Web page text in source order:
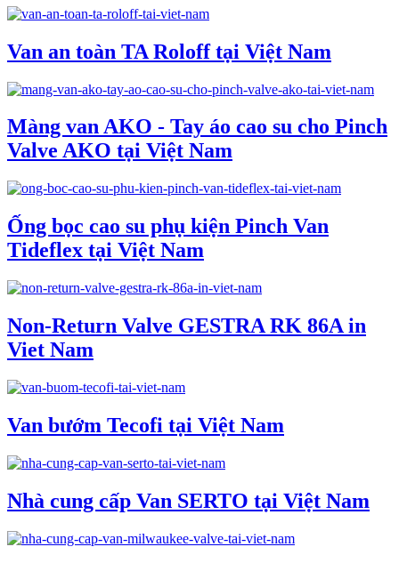
Van an toàn TA Roloff tại Việt Nam
Màng van AKO - Tay áo cao su cho Pinch
Valve AKO tại Việt Nam
Ống bọc cao su phụ kiện Pinch Van
Tideflex tại Việt Nam
Non-Return Valve GESTRA RK 86A in
Viet Nam
Van bướm Tecofi tại Việt Nam
Nhà cung cấp Van SERTO tại Việt Nam